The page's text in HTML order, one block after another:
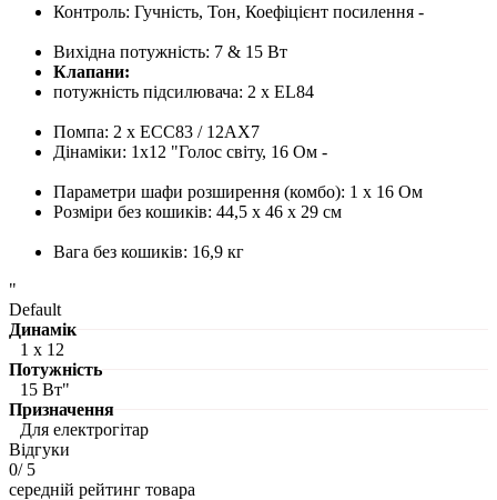
Контроль: Гучність, Тон, Коефіцієнт посилення -
Вихідна потужність: 7 & 15 Вт
Клапани:
потужність підсилювача: 2 x EL84
Помпа: 2 x ECC83 / 12AX7
Дінаміки: 1x12 "Голос світу, 16 Ом -
Параметри шафи розширення (комбо): 1 x 16 Ом
Розміри без кошиків: 44,5 х 46 х 29 см
Вага без кошиків: 16,9 кг
"
Default
Динамік
1 х 12
Потужність
15 Вт"
Призначення
Для електрогітар
Відгуки
0/ 5
середній рейтинг товара